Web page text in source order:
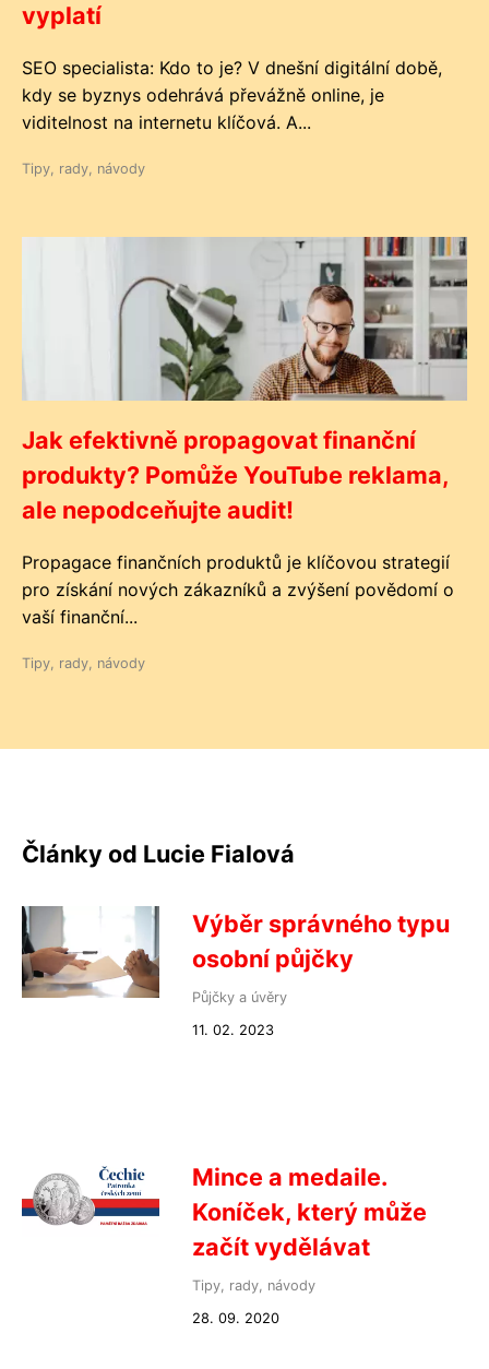
vyplatí
SEO specialista: Kdo to je? V dnešní digitální době,
kdy se byznys odehrává převážně online, je
viditelnost na internetu klíčová. A...
Tipy, rady, návody
Jak efektivně propagovat finanční
produkty? Pomůže YouTube reklama,
ale nepodceňujte audit!
Propagace finančních produktů je klíčovou strategií
pro získání nových zákazníků a zvýšení povědomí o
vaší finanční...
Tipy, rady, návody
Články od Lucie Fialová
Výběr správného typu
osobní půjčky
Půjčky a úvěry
11. 02. 2023
Mince a medaile.
Koníček, který může
začít vydělávat
Tipy, rady, návody
28. 09. 2020